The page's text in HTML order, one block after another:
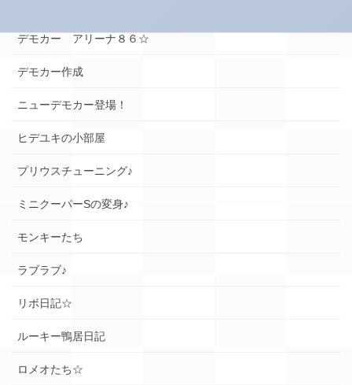
デモカー アリーナ８６☆
デモカー作成
ニューデモカー登場！
ヒデユキの小部屋
プリウスチューニング♪
ミニクーパーSの変身♪
モンキーたち
ラブラブ♪
リボ日記☆
ルーキー鴨居日記
ロメオたち☆